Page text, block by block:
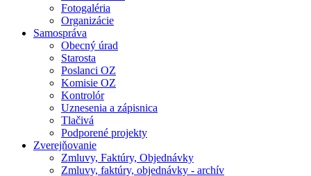
Fotogaléria
Organizácie
Samospráva
Obecný úrad
Starosta
Poslanci OZ
Komisie OZ
Kontrolór
Uznesenia a zápisnica
Tlačivá
Podporené projekty
Zverejňovanie
Zmluvy, Faktúry, Objednávky
Zmluvy, faktúry, objednávky - archív